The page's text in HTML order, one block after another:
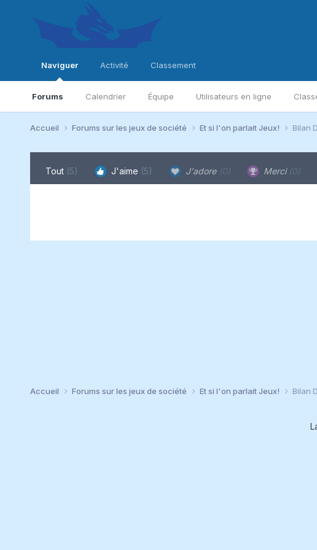
Naviguer
Forums Calendrier Équipe Utilisateurs en ligne
Activité Classement
Accueil Forums sur les jeux de société Et si l'on parlait Jeux! Bilan
Tout (5) J'aime (5) J'adore (0) Merci (0)
Accueil Forums sur les jeux de société Et si l'on parlait Jeux! Bilan